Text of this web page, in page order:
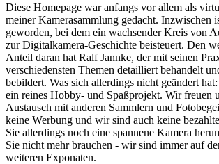
Diese Homepage war anfangs vor allem als
meiner Kamerasammlung gedacht. Inzwischen
geworden, bei dem ein wachsender Kreis von
zur Digitalkamera-Geschichte beisteuert. Den
Anteil daran hat Ralf Jannke, der mit seinen
verschiedensten Themen detailliert behandelt
bebildert. Was sich allerdings nicht geändert
ein reines Hobby- und Spaßprojekt. Wir freuen
Austausch mit anderen Sammlern und
keine Werbung und wir sind auch keine
Sie allerdings noch eine spannene Kamera
Sie nicht mehr brauchen - wir sind immer auf
weiteren Exponaten.